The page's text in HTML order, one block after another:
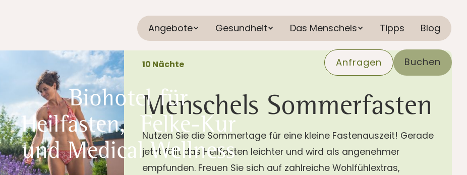
Angebote Gesundheit Das Menschels Tipps Blog
Anfragen Buchen
Biohotel für
Heilfasten, Felke-Kur
und Medical Wellness
10 Nächte
Menschels Sommerfasten
Nutzen Sie die Sommertage für eine kleine Fastenauszeit! Gerade
jetzt fällt das Heilfasten leichter und wird als angenehmer
empfunden. Freuen Sie sich auf zahlreiche Wohlfühlextras,